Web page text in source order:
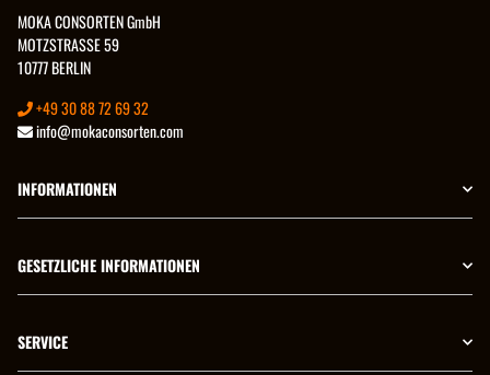
MOKA CONSORTEN GmbH
MOTZSTRASSE 59
10777 BERLIN
+49 30 88 72 69 32
info@mokaconsorten.com
INFORMATIONEN
GESETZLICHE INFORMATIONEN
SERVICE